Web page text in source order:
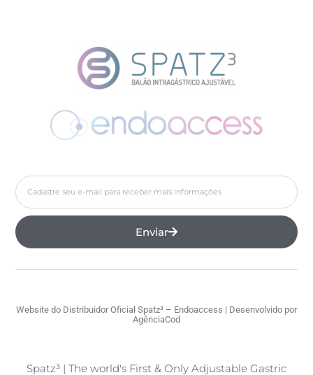
Enviar
Website do Distribuidor Oficial Spatz³ – Endoaccess | Desenvolvido por
AgênciaCod
Spatz³ | The world's First & Only Adjustable Gastric